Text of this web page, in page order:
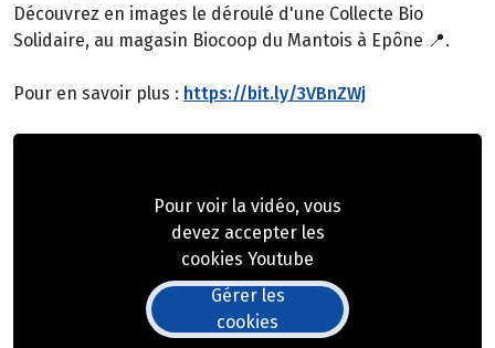
Découvrez en images le déroulé d'une Collecte Bio
Solidaire, au magasin Biocoop du Mantois à Epône 📍.
Pour en savoir plus : https://bit.ly/3VBnZWj
Pour voir la vidéo, vous
devez accepter les
cookies Youtube
Gérer les
cookies